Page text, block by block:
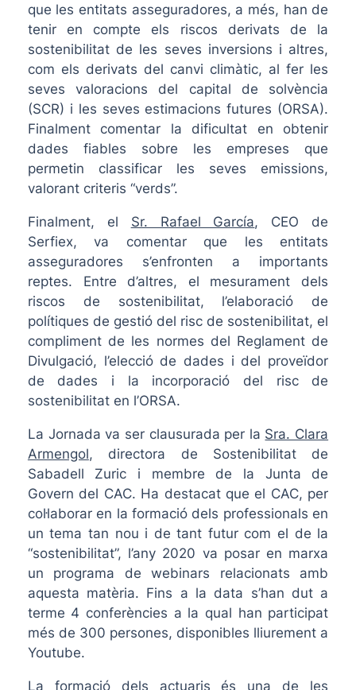
que les entitats asseguradores, a més, han de
tenir en compte els riscos derivats de la
sostenibilitat de les seves inversions i altres,
com els derivats del canvi climàtic, al fer les
seves valoracions del capital de solvència
(SCR) i les seves estimacions futures (ORSA).
Finalment comentar la dificultat en obtenir
dades fiables sobre les empreses que
permetin classificar les seves emissions,
valorant criteris “verds”.
Finalment, el Sr. Rafael García, CEO de
Serfiex, va comentar que les entitats
asseguradores s’enfronten a importants
reptes. Entre d’altres, el mesurament dels
riscos de sostenibilitat, l’elaboració de
polítiques de gestió del risc de sostenibilitat, el
compliment de les normes del Reglament de
Divulgació, l’elecció de dades i del proveïdor
de dades i la incorporació del risc de
sostenibilitat en l’ORSA.
La Jornada va ser clausurada per la Sra. Clara
Armengol, directora de Sostenibilitat de
Sabadell Zuric i membre de la Junta de
Govern del CAC. Ha destacat que el CAC, per
col·laborar en la formació dels professionals en
un tema tan nou i de tant futur com el de la
“sostenibilitat”, l’any 2020 va posar en marxa
un programa de webinars relacionats amb
aquesta matèria. Fins a la data s’han dut a
terme 4 conferències a la qual han participat
més de 300 persones, disponibles lliurement a
Youtube.
La formació dels actuaris és una de les